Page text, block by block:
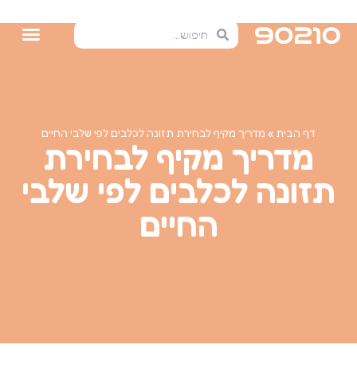
דף הבית » מדריך מקיף לבחירת תזונה לכלבים לפי שלבי החיים
מדריך מקיף לבחירת
תזונה לכלבים לפי שלבי
החיים